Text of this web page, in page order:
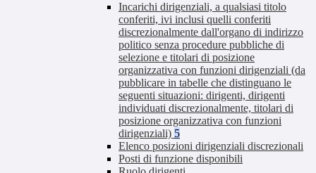
Incarichi dirigenziali, a qualsiasi titolo
conferiti, ivi inclusi quelli conferiti
discrezionalmente dall'organo di indirizzo
politico senza procedure pubbliche di
selezione e titolari di posizione
organizzativa con funzioni dirigenziali (da
pubblicare in tabelle che distinguano le
seguenti situazioni: dirigenti, dirigenti
individuati discrezionalmente, titolari di
posizione organizzativa con funzioni
dirigenziali) 5
Elenco posizioni dirigenziali discrezionali
Posti di funzione disponibili